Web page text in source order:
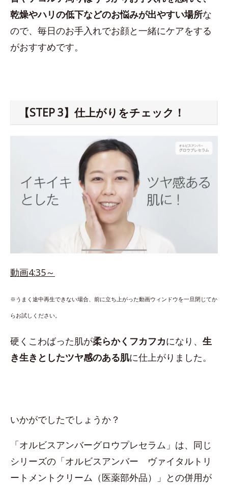
乾燥やハリの低下などのお悩みが出やすい場所な
ので、毎日のお手入れでお顔と一緒にケアをする
がおすすめです。
【STEP 3】仕上がりをチェック！
動画4:35～
※うまく途中再生できない場合、前に立ち上がった動画ウィンドウを一旦閉じてか
らお試しください。
硬くこわばった肌が柔らかくフカフカになり、 生
き生きとしたツヤ感のある肌に仕上がりました。
いかがでしたでしょうか？
「オルビスアンバーグロウプレセラム」は、同じ
シリーズの「オルビスアンバー ヴァイタルトリ
ートメントクリーム（医薬部外品）」との併用が